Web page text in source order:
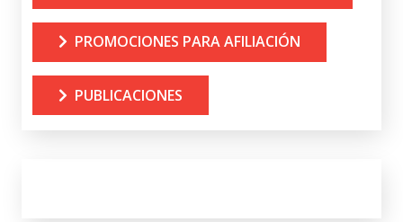
PROMOCIONES PARA AFILIACIÓN
PUBLICACIONES